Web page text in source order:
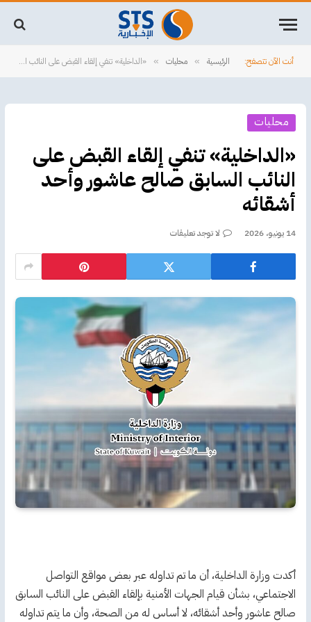
أنت الآن تتصفح: الرئيسية » محليات » «الداخلية» تنفي إلقاء القبض على النائب السابق صالح عاشور وأحد أشقائه
محليات
«الداخلية» تنفي إلقاء القبض على
النائب السابق صالح عاشور وأحد
أشقائه
14 يونيو، 2026 لا توجد تعليقات
أكدت وزارة الداخلية، أن ما تم تداوله عبر بعض مواقع التواصل
الاجتماعي، بشأن قيام الجهات الأمنية بإلقاء القبض على النائب السابق
صالح عاشور وأحد أشقائه، لا أساس له من الصحة، وأن ما يتم تداوله